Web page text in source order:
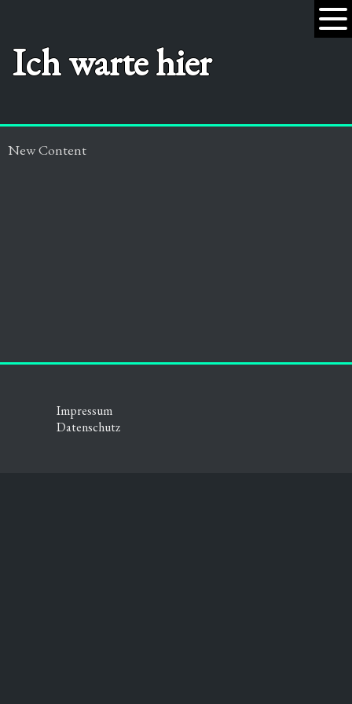
Ich warte hier
New Content
Impressum
Datenschutz